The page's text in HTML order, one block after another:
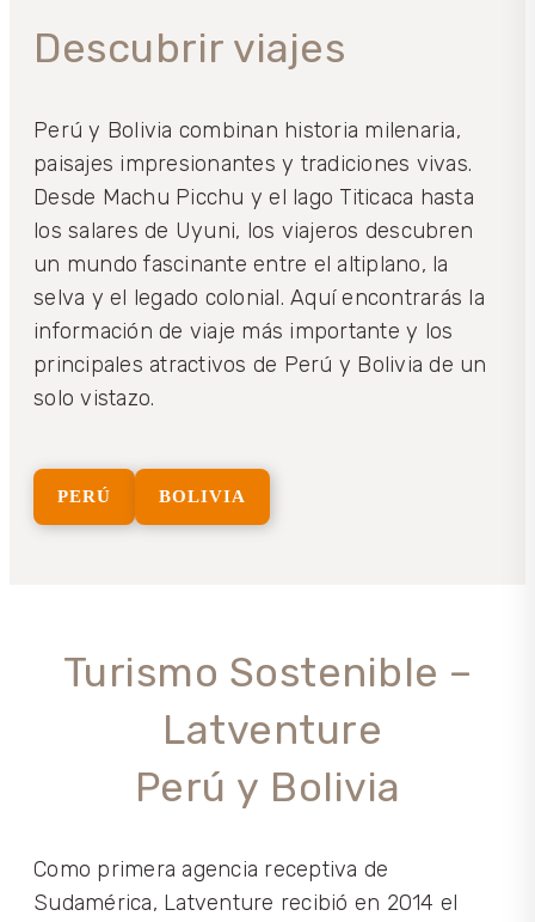
Descubrir viajes
Perú y Bolivia combinan historia milenaria,
paisajes impresionantes y tradiciones vivas.
Desde Machu Picchu y el lago Titicaca hasta
los salares de Uyuni, los viajeros descubren
un mundo fascinante entre el altiplano, la
selva y el legado colonial. Aquí encontrarás la
información de viaje más importante y los
principales atractivos de Perú y Bolivia de un
solo vistazo.
PERÚ BOLIVIA
Turismo Sostenible –
Latventure
Perú y Bolivia
Como primera agencia receptiva de
Sudamérica, Latventure recibió en 2014 el